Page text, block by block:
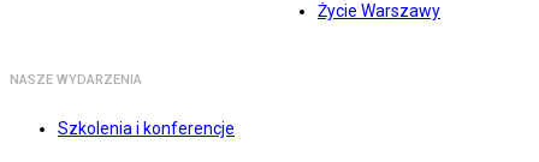
Życie Warszawy
NASZE WYDARZENIA
Szkolenia i konferencje